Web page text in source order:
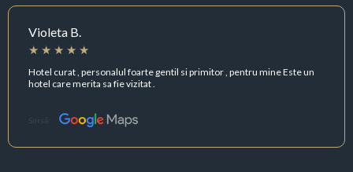
Violeta B.
Hotel curat , personalul foarte gentil si primitor , pentru mine Este un
hotel care merita sa fie vizitat .
Sursă: